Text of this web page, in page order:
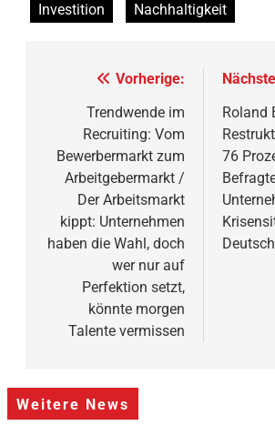
Investition
Nachhaltigkeit
Beitragsnavigation
Vorherige:
Trendwende im
Recruiting: Vom
Bewerbermarkt zum
Arbeitgebermarkt /
Der Arbeitsmarkt
kippt: Unternehmen
haben die Wahl, doch
wer nur auf
Perfektion setzt,
könnte morgen
Talente vermissen
Roland
76
Weitere News